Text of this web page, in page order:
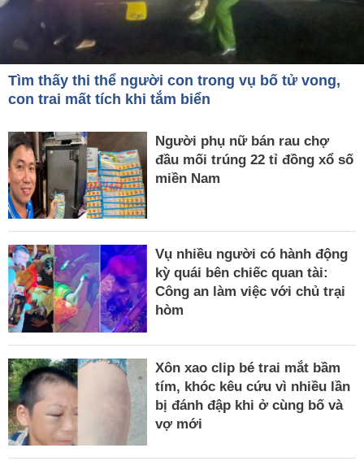
Tìm thấy thi thể người con trong vụ bố tử vong,
con trai mất tích khi tắm biển
Người phụ nữ bán rau chợ
đầu mối trúng 22 tỉ đồng xổ số
miền Nam
Vụ nhiều người có hành động
kỳ quái bên chiếc quan tài:
Công an làm việc với chủ trại
hòm
Xôn xao clip bé trai mắt bầm
tím, khóc kêu cứu vì nhiều lần
bị đánh đập khi ở cùng bố và
vợ mới